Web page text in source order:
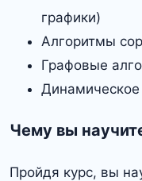
графики)
Алгоритмы
Графовые
Чему вы
Пройдя курс, вы